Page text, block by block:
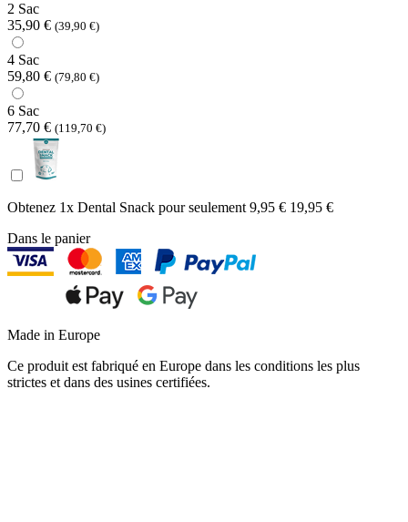
2 Sac
35,90 € (39,90 €)
4 Sac
59,80 € (79,80 €)
6 Sac
77,70 € (119,70 €)
Obtenez 1x Dental Snack pour seulement9,95 € 19,95 €
Dans le panier
Made in Europe
Ce produit est fabriqué en Europe dans les conditions les plus
strictes et dans des usines certifiées.